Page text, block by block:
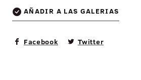
AÑADIR A LAS GALERIAS
Facebook Twitter